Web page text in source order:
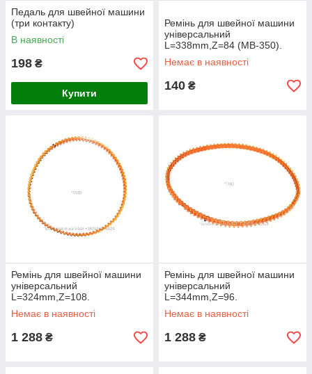
Педаль для швейної машини
(три контакту)
В наявності
198 ₴
Купити
Ремінь для швейної машини
універсальний
L=338mm,Z=84 (MB-350).
Немає в наявності
140 ₴
Ремінь для швейної машини
універсальний
L=324mm,Z=108.
Немає в наявності
1 288 ₴
Ремінь для швейної машини
універсальний
L=344mm,Z=96.
Немає в наявності
1 288 ₴